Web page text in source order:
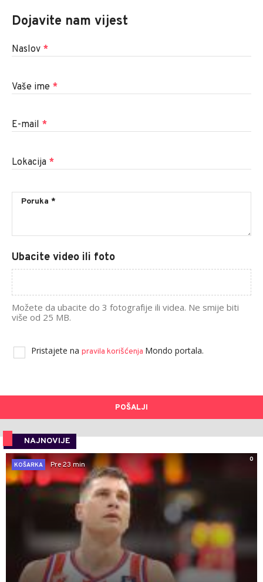
Dojavite nam vijest
Naslov *
Vaše ime *
E-mail *
Lokacija *
Ubacite video ili foto
Možete da ubacite do 3 fotografije ili videa. Ne smije biti
više od 25 MB.
Pristajete na pravila korišćenja Mondo portala.
POŠALJI
NAJNOVIJE
0
KOŠARKA
Pre 23 min